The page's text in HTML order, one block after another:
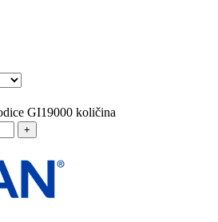
GI19000 količina